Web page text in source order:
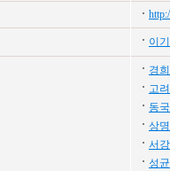
이
경
고
동
상
서
성